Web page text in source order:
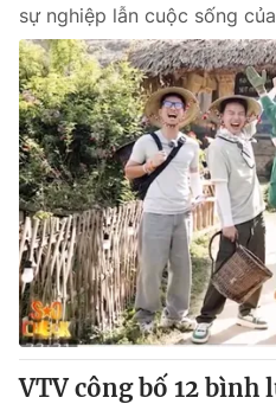
sự nghiệp lẫn cuộc sống
VTV công bố 12 bình